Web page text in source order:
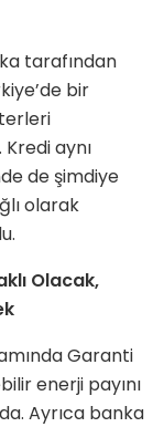
tarafından
bir
Kredi aynı
de şimdiye
olarak
Olacak,
Garanti
enerji payını
Ayrıca banka